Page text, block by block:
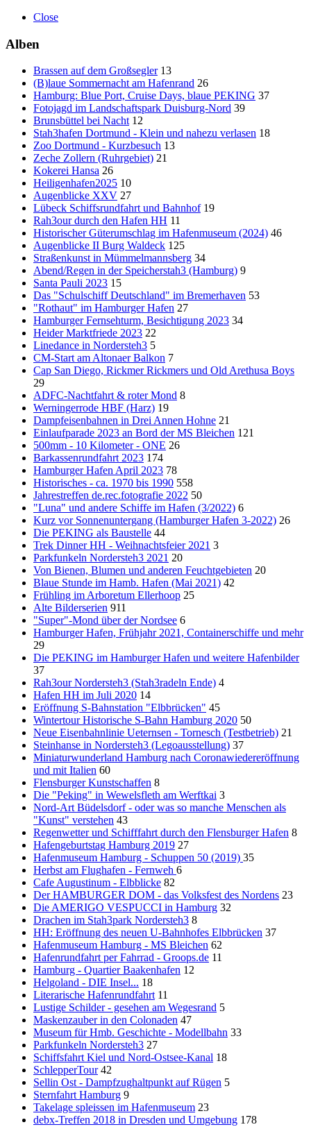
Close
Alben
Brassen auf dem Großsegler 13
(B)laue Sommernacht am Hafenrand 26
Hamburg: Blue Port, Cruise Days, blaue PEKING 37
Fotojagd im Landschaftspark Duisburg-Nord 39
Brunsbüttel bei Nacht 12
Stah3hafen Dortmund - Klein und nahezu verlasen 18
Zoo Dortmund - Kurzbesuch 13
Zeche Zollern (Ruhrgebiet) 21
Kokerei Hansa 26
Heiligenhafen2025 10
Augenblicke XXV 27
Lübeck Schiffsrundfahrt und Bahnhof 19
Rah3our durch den Hafen HH 11
Historischer Güterumschlag im Hafenmuseum (2024) 46
Augenblicke II Burg Waldeck 125
Straßenkunst in Mümmelmannsberg 34
Abend/Regen in der Speicherstah3 (Hamburg) 9
Santa Pauli 2023 15
Das "Schulschiff Deutschland" im Bremerhaven 53
"Rothaut" im Hamburger Hafen 27
Hamburger Fernsehturm, Besichtigung 2023 34
Heider Marktfriede 2023 22
Linedance in Nordersteh3 5
CM-Start am Altonaer Balkon 7
Cap San Diego, Rickmer Rickmers und Old Arethusa Boys
29
ADFC-Nachtfahrt & roter Mond 8
Werningerrode HBF (Harz) 19
Dampfeisenbahnen in Drei Annen Hohne 21
Einlaufparade 2023 an Bord der MS Bleichen 121
500mm - 10 Kilometer - ONE 26
Barkassenrundfahrt 2023 174
Hamburger Hafen April 2023 78
Historisches - ca. 1970 bis 1990 558
Jahrestreffen de.rec.fotografie 2022 50
"Luna" und andere Schiffe im Hafen (3/2022) 6
Kurz vor Sonnenuntergang (Hamburger Hafen 3-2022) 26
Die PEKING als Baustelle 44
Trek Dinner HH - Weihnachtsfeier 2021 3
Parkfunkeln Nordersteh3 2021 20
Von Bienen, Blumen und anderen Feuchtgebieten 20
Blaue Stunde im Hamb. Hafen (Mai 2021) 42
Frühling im Arboretum Ellerhoop 25
Alte Bilderserien 911
"Super"-Mond über der Nordsee 6
Hamburger Hafen, Frühjahr 2021, Containerschiffe und mehr
29
Die PEKING im Hamburger Hafen und weitere Hafenbilder
37
Rah3our Nordersteh3 (Stah3radeln Ende) 4
Hafen HH im Juli 2020 14
Eröffnung S-Bahnstation "Elbbrücken" 45
Wintertour Historische S-Bahn Hamburg 2020 50
Neue Eisenbahnlinie Ueternsen - Tornesch (Testbetrieb) 21
Steinhanse in Nordersteh3 (Legoausstellung) 37
Miniaturwunderland Hamburg nach Coronawiedereröffnung
und mit Italien 60
Flensburger Kunstschaffen 8
Die "Peking" in Wewelsfleth am Werftkai 3
Nord-Art Büdelsdorf - oder was so manche Menschen als
"Kunst" verstehen 43
Regenwetter und Schifffahrt durch den Flensburger Hafen 8
Hafengeburtstag Hamburg 2019 27
Hafenmuseum Hamburg - Schuppen 50 (2019) 35
Herbst am Flughafen - Fernweh 6
Cafe Augustinum - Elbblicke 82
Der HAMBURGER DOM - das Volksfest des Nordens 23
Die AMERIGO VESPUCCI in Hamburg 32
Drachen im Stah3park Nordersteh3 8
HH: Eröffnung des neuen U-Bahnhofes Elbbrücken 37
Hafenmuseum Hamburg - MS Bleichen 62
Hafenrundfahrt per Fahrrad - Groops.de 11
Hamburg - Quartier Baakenhafen 12
Helgoland - DIE Insel... 18
Literarische Hafenrundfahrt 11
Lustige Schilder - gesehen am Wegesrand 5
Maskenzauber in den Colonaden 47
Museum für Hmb. Geschichte - Modellbahn 33
Parkfunkeln Nordersteh3 27
Schiffsfahrt Kiel und Nord-Ostsee-Kanal 18
SchlepperTour 42
Sellin Ost - Dampfzughaltpunkt auf Rügen 5
Sternfahrt Hamburg 9
Takelage spleissen im Hafenmuseum 23
debx-Treffen 2018 in Dresden und Umgebung 178